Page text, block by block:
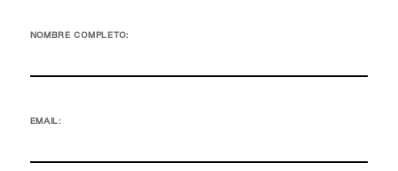
NOMBRE COMPLETO:
EMAIL: